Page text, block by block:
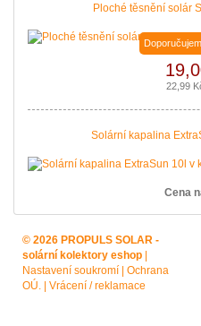
Ploché těsnění solár
22,99
Solární kapalina
Cena
© 2026 PROPULS SOLAR -
solární kolektory eshop
Nastavení soukromí
Ochrana
OÚ.
Vrácení / reklamace